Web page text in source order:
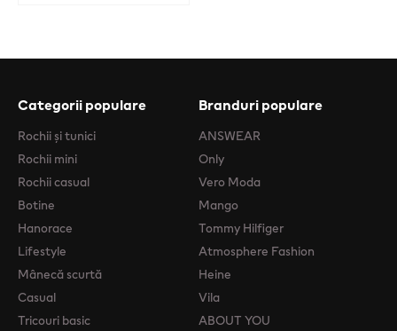
Categorii populare
Rochii şi tunici
Rochii mini
Rochii casual
Botine
Hanorace
Lifestyle
Mânecă scurtă
Casual
Tricouri basic
Branduri populare
ANSWEAR
Only
Vero Moda
Mango
Tommy Hilfiger
Atmosphere Fashion
Heine
Vila
ABOUT YOU